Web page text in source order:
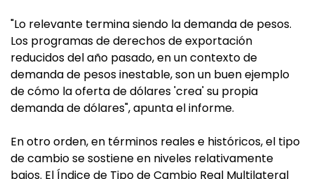
"Lo relevante termina siendo la demanda de pesos.
Los programas de derechos de exportación
reducidos del año pasado, en un contexto de
demanda de pesos inestable, son un buen ejemplo
de cómo la oferta de dólares 'crea' su propia
demanda de dólares", apunta el informe.
En otro orden, en términos reales e históricos, el tipo
de cambio se sostiene en niveles relativamente
bajos. El Índice de Tipo de Cambio Real Multilateral